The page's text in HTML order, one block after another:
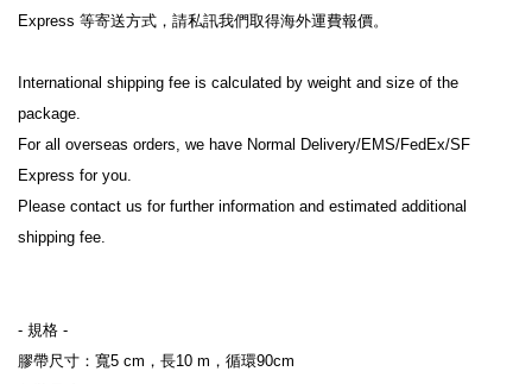
Express 等寄送方式，請私訊我們取得海外運費報價。
International shipping fee is calculated by weight and size of the
package.
For all overseas orders, we have Normal Delivery/EMS/FedEx/SF
Express for you.
Please contact us for further information and estimated additional
shipping fee.
- 規格 -
膠帶尺寸：寬5 cm，長10 m，循環90cm